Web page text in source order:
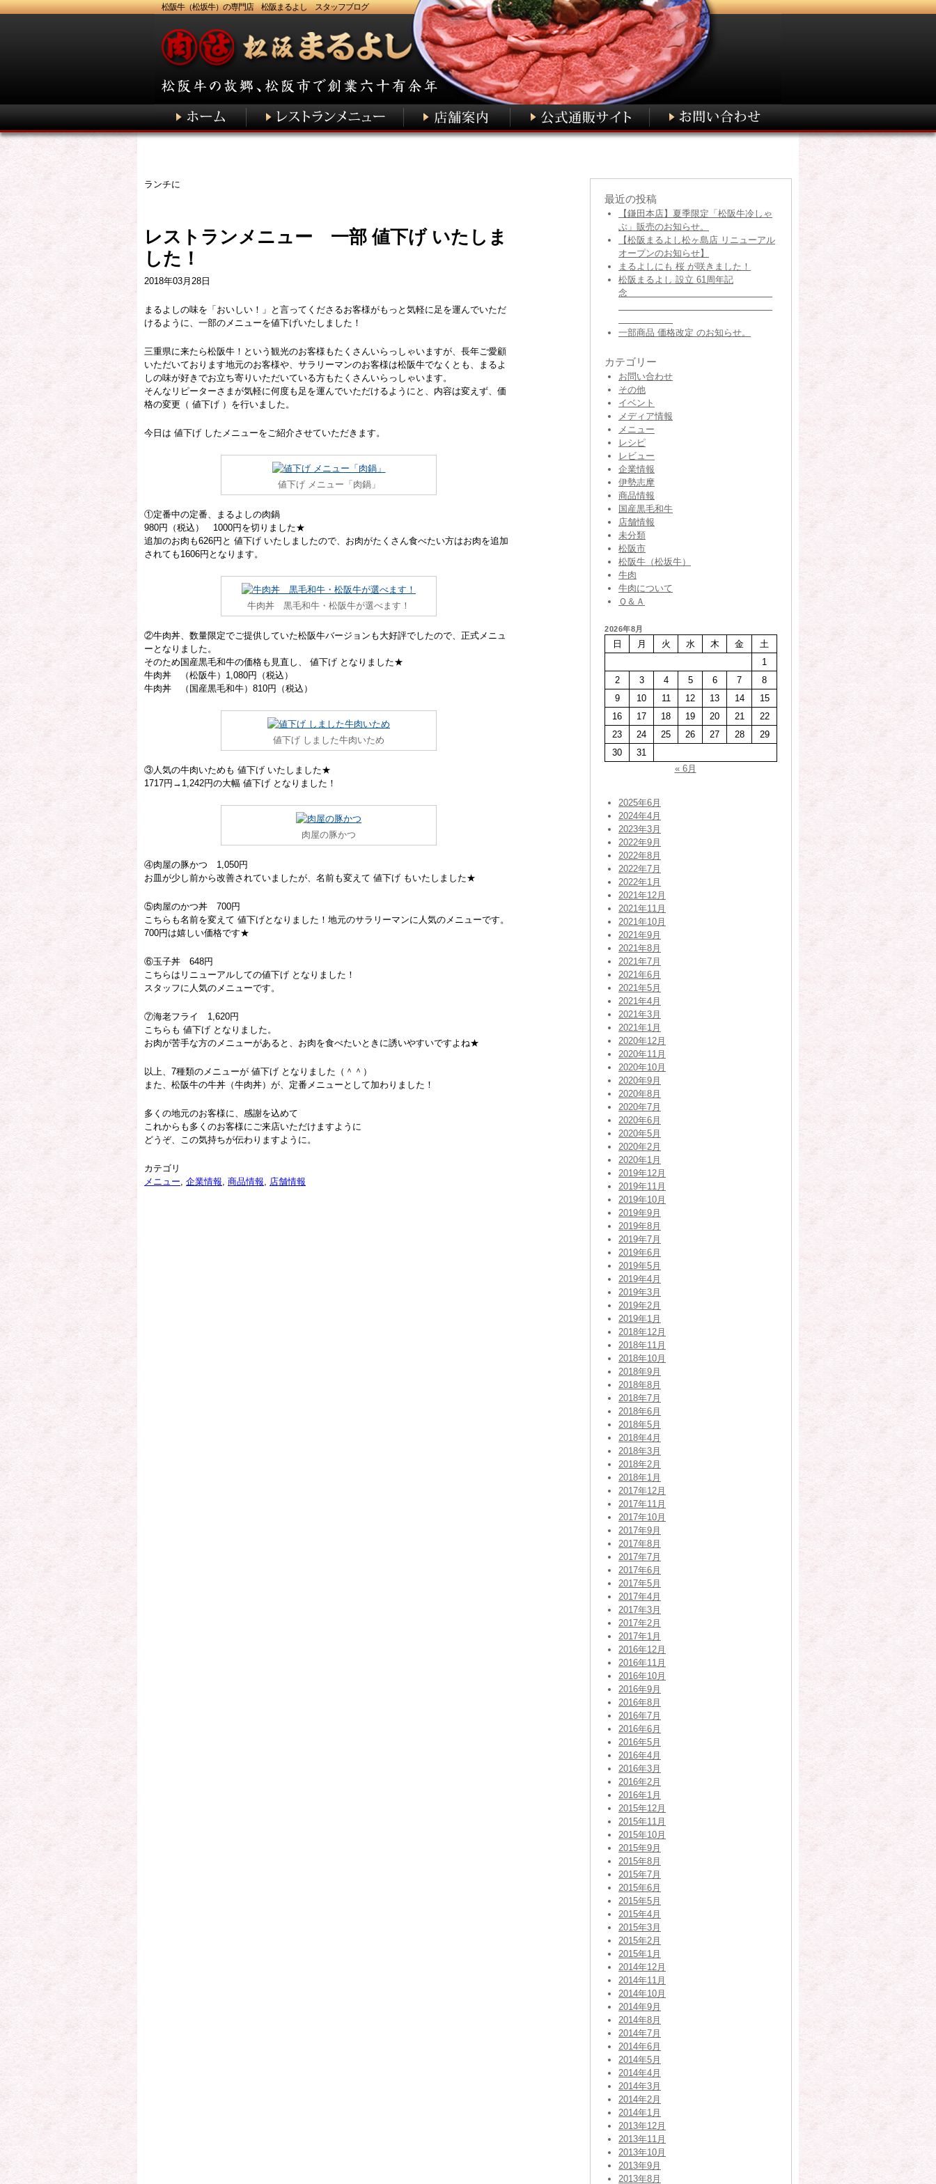
松阪牛（松坂牛）の専門店 松阪まるよし スタッフブログ
ランチに
レストランメニュー 一部 値下げ いたしま
した！
2018年03月28日
まるよしの味を「おいしい！」と言ってくださるお客様がもっと気軽に足を運んでいただ
けるように、一部のメニューを値下げいたしました！
三重県に来たら松阪牛！という観光のお客様もたくさんいらっしゃいますが、長年ご愛顧
いただいております地元のお客様や、サラリーマンのお客様は松阪牛でなくとも、まるよ
しの味が好きでお立ち寄りいただいている方もたくさんいらっしゃいます。
そんなリピーターさまが気軽に何度も足を運んでいただけるようにと、内容は変えず、価
格の変更（ 値下げ ）を行いました。
今日は 値下げ したメニューをご紹介させていただきます。
値下げ メニュー「肉鍋」
①定番中の定番、まるよしの肉鍋
980円（税込） 1000円を切りました★
追加のお肉も626円と 値下げ いたしましたので、お肉がたくさん食べたい方はお肉を追加
されても1606円となります。
牛肉丼 黒毛和牛・松阪牛が選べます！
②牛肉丼、数量限定でご提供していた松阪牛バージョンも大好評でしたので、正式メニュ
ーとなりました。
そのため国産黒毛和牛の価格も見直し、 値下げ となりました★
牛肉丼 （松阪牛）1,080円（税込）
牛肉丼 （国産黒毛和牛）810円（税込）
値下げ しました牛肉いため
③人気の牛肉いためも 値下げ いたしました★
1717円→1,242円の大幅 値下げ となりました！
肉屋の豚かつ
④肉屋の豚かつ 1,050円
お皿が少し前から改善されていましたが、名前も変えて 値下げ もいたしました★
⑤肉屋のかつ丼 700円
こちらも名前を変えて 値下げとなりました！地元のサラリーマンに人気のメニューです。
700円は嬉しい価格です★
⑥玉子丼 648円
こちらはリニューアルしての値下げ となりました！
スタッフに人気のメニューです。
⑦海老フライ 1,620円
こちらも 値下げ となりました。
お肉が苦手な方のメニューがあると、お肉を食べたいときに誘いやすいですよね★
以上、7種類のメニューが 値下げ となりました（＾＾）
また、松阪牛の牛丼（牛肉丼）が、定番メニューとして加わりました！
多くの地元のお客様に、感謝を込めて
これからも多くのお客様にご来店いただけますように
どうぞ、この気持ちが伝わりますように。
カテゴリ
メニュー, 企業情報, 商品情報, 店舗情報
最近の投稿
【鎌田本店】夏季限定「松阪牛冷しゃ
ぶ」販売のお知らせ。
【松阪まるよし松ヶ島店 リニューアル
オープンのお知らせ】
まるよしにも 桜 が咲きました！
松阪まるよし 設立 61周年記
念
一部商品 価格改定 のお知らせ。
カテゴリー
お問い合わせ
その他
イベント
メディア情報
メニュー
レシピ
レビュー
企業情報
伊勢志摩
商品情報
国産黒毛和牛
店舗情報
未分類
松阪市
松阪牛（松坂牛）
牛肉
牛肉について
Ｑ＆Ａ
2026年8月
日 月 火 水 木 金
土
1
2
3 4 5 6 7
8
9
10 11 12 13 14
15
16
17 18 19 20 21
22
23
24 25 26 27 28
29
30
31
« 6月
2025年6月
2024年4月
2023年3月
2022年9月
2022年8月
2022年7月
2022年1月
2021年12月
2021年11月
2021年10月
2021年9月
2021年8月
2021年7月
2021年6月
2021年5月
2021年4月
2021年3月
2021年1月
2020年12月
2020年11月
2020年10月
2020年9月
2020年8月
2020年7月
2020年6月
2020年5月
2020年2月
2020年1月
2019年12月
2019年11月
2019年10月
2019年9月
2019年8月
2019年7月
2019年6月
2019年5月
2019年4月
2019年3月
2019年2月
2019年1月
2018年12月
2018年11月
2018年10月
2018年9月
2018年8月
2018年7月
2018年6月
2018年5月
2018年4月
2018年3月
2018年2月
2018年1月
2017年12月
2017年11月
2017年10月
2017年9月
2017年8月
2017年7月
2017年6月
2017年5月
2017年4月
2017年3月
2017年2月
2017年1月
2016年12月
2016年11月
2016年10月
2016年9月
2016年8月
2016年7月
2016年6月
2016年5月
2016年4月
2016年3月
2016年2月
2016年1月
2015年12月
2015年11月
2015年10月
2015年9月
2015年8月
2015年7月
2015年6月
2015年5月
2015年4月
2015年3月
2015年2月
2015年1月
2014年12月
2014年11月
2014年10月
2014年9月
2014年8月
2014年7月
2014年6月
2014年5月
2014年4月
2014年3月
2014年2月
2014年1月
2013年12月
2013年11月
2013年10月
2013年9月
2013年8月